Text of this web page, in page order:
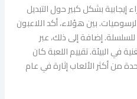
إيجابية بشكل كبير حول التبديل
بين هؤلاء، أكد اللاعبون
إضافة إلى ذلك، عبر
في البيئة. تقييم اللعبة كان
من أكثر الألعاب إثارة في عام